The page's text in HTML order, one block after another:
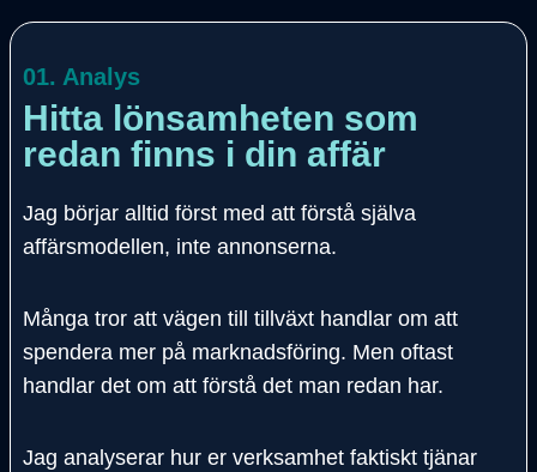
01. Analys
Hitta lönsamheten som
redan finns i din affär
Jag börjar alltid först med att förstå själva
affärsmodellen, inte annonserna.
Många tror att vägen till tillväxt handlar om att
spendera mer på marknadsföring. Men oftast
handlar det om att förstå det man redan har.
Jag analyserar hur er verksamhet faktiskt tjänar